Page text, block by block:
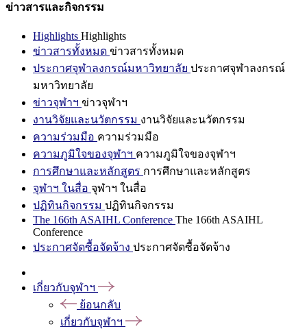
ข่าวสารและกิจกรรม
Highlights Highlights
ข่าวสารทั้งหมด ข่าวสารทั้งหมด
ประกาศจุฬาลงกรณ์มหาวิทยาลัย ประกาศจุฬาลงกรณ์
มหาวิทยาลัย
ข่าวจุฬาฯ ข่าวจุฬาฯ
งานวิจัยและนวัตกรรม งานวิจัยและนวัตกรรม
ความร่วมมือ ความร่วมมือ
ความภูมิใจของจุฬาฯ ความภูมิใจของจุฬาฯ
การศึกษาและหลักสูตร การศึกษาและหลักสูตร
จุฬาฯ ในสื่อ จุฬาฯ ในสื่อ
ปฏิทินกิจกรรม ปฏิทินกิจกรรม
The 166th ASAIHL Conference The 166th ASAIHL
Conference
ประกาศจัดซื้อจัดจ้าง ประกาศจัดซื้อจัดจ้าง
เกี่ยวกับจุฬาฯ
ย้อนกลับ
เกี่ยวกับจุฬาฯ